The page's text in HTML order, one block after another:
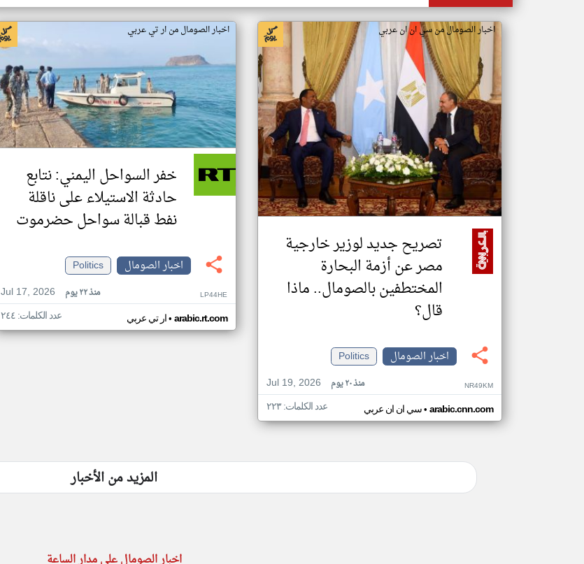
اخبار الصومال من سي ان ان عربي
تصريح جديد لوزير خارجية
مصر عن أزمة البحارة
المختطفين بالصومال.. ماذا
قال؟
اخبار الصومال
Politics
Jul 19, 2026
منذ ٢٠ يوم NR49KM
سي ان ان عربي• arabic.cnn.com عدد الكلمات: ٢٢٣
اخبار الصومال من ار تي عربي
خفر السواحل اليمني: نتابع
حادثة الاستيلاء على ناقلة
نفط قبالة سواحل حضرموت
اخبار الصومال
Politics
Jul 17, 2026
منذ ٢٢ يوم LP44HE
ار تي عربي• arabic.rt.com عدد الكلمات: ٢٤٤
المزيد من الأخبار